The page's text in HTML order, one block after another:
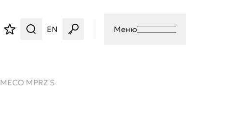
EN Меню
MECO MPRZ S